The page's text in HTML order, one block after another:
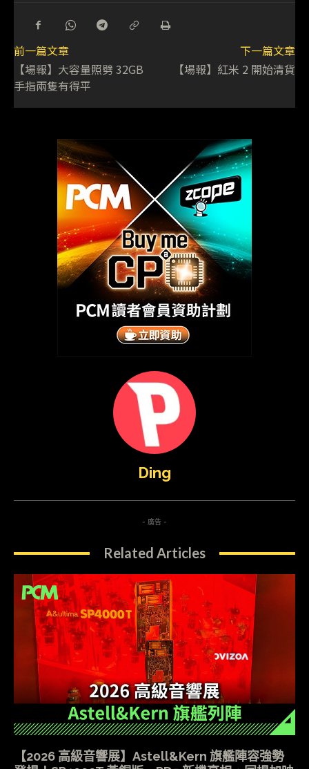
前一篇文章
【場報】大容量照劈 32GB
手指兩隻有得平
下一篇文章
【場報】紅米 2 開始清貨
Ding
- 廣告 -
Related Articles
【2026 高級音響展】Astell&Kern 旗艦陣容強勢